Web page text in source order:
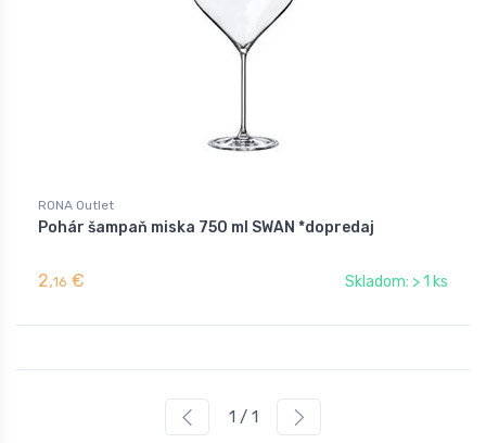
RONA Outlet
Pohár šampaň miska 750 ml SWAN *dopredaj
2,16 € Skladom: > 1 ks
1 / 1